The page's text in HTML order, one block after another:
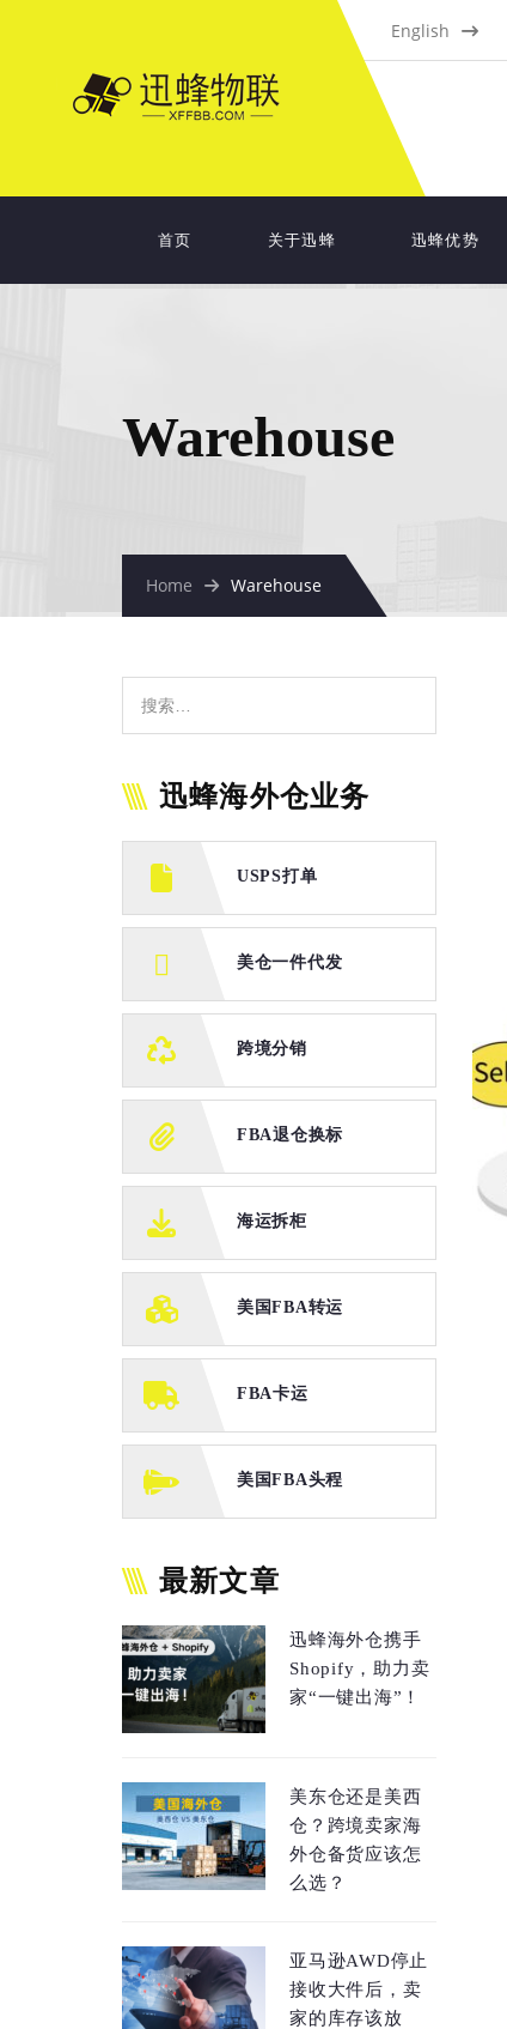
English
首页 关于迅蜂 迅蜂优势
Warehouse
Home Warehouse
迅蜂海外仓业务
USPS打单
美仓一件代发
跨境分销
FBA退仓换标
海运拆柜
美国FBA转运
FBA卡运
美国FBA头程
最新文章
迅蜂海外仓携手
Shopify，助力卖
家“一键出海”！
美东仓还是美西
仓？跨境卖家海
外仓备货应该怎
么选？
亚马逊AWD停止
接收大件后，卖
家的库存该放